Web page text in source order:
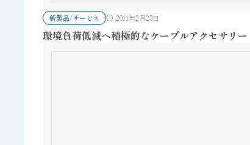
新製品/サービス 2011年2月23日
環境負荷低減へ積極的なケーブルアクセサ